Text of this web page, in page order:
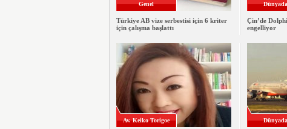
Genel
Türkiye AB vize serbestisi için 6 kriter
için çalışma başlattı
Çin’de
engelliyor
Av. Keiko Torigoe